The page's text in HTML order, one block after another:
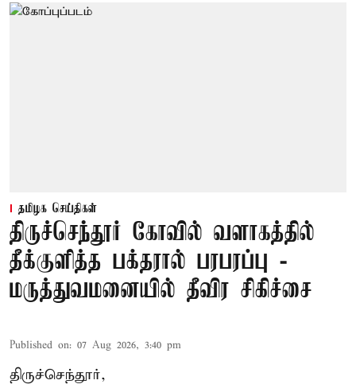
தமிழக செய்திகள்
திருச்செந்தூர் கோவில் வளாகத்தில்
தீக்குளித்த பக்தரால் பரபரப்பு -
மருத்துவமனையில் தீவிர சிகிச்சை
Published on: 07 Aug 2026, 3:40 pm
திருச்செந்தூர்,